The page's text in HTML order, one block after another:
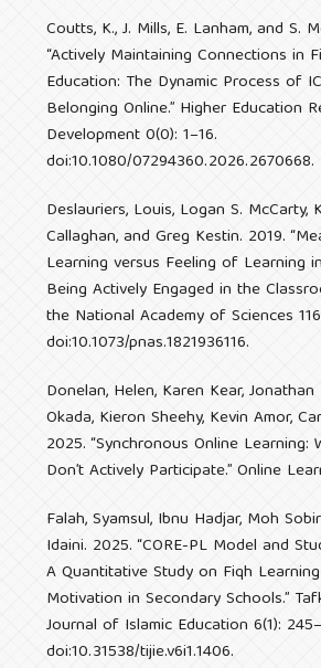
Coutts, K., J. Mills, E. Lanham, and S.
“Actively Maintaining Connections in
Education: The Dynamic Process of
Belonging Online.” Higher Education
Development 0(0): 1–16.
doi:10.1080/07294360.2026.2670668.
Deslauriers, Louis, Logan S. McCarty,
Callaghan, and Greg Kestin. 2019.
Learning versus Feeling of Learning
Being Actively Engaged in the
the National Academy of Sciences
doi:10.1073/pnas.1821936116.
Donelan, Helen, Karen Kear,
Okada, Kieron Sheehy, Kevin Amor,
2025. “Synchronous Online Learning:
Don’t Actively Participate.” Online
Falah, Syamsul, Ibnu Hadjar, Moh
Idaini. 2025. “CORE-PL Model and
A Quantitative Study on Fiqh
Motivation in Secondary Schools.”
Journal of Islamic Education 6(1):
doi:10.31538/tijie.v6i1.1406.